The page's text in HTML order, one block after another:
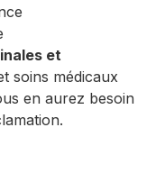
et
soins médicaux
en aurez besoin